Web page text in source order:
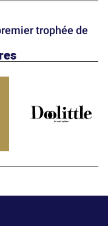
trophée de